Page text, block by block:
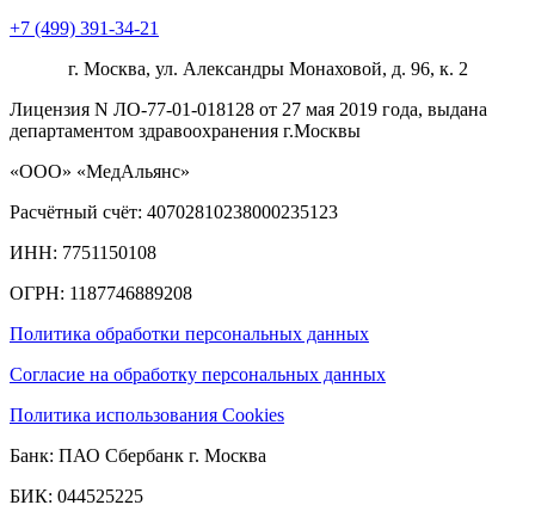
+7 (499) 391-34-21
г. Москва, ул. Александры Монаховой, д. 96, к. 2
Лицензия N ЛО-77-01-018128 от 27 мая 2019 года, выдана
департаментом здравоохранения г.Москвы
«ООО» «МедАльянс»
Расчётный счёт: 40702810238000235123
ИНН: 7751150108
ОГРН: 1187746889208​
Политика обработки персональных данных
Согласие на обработку персональных данных
Политика использования Cookies
Банк: ПАО Сбербанк г. Москва
БИК: 044525225